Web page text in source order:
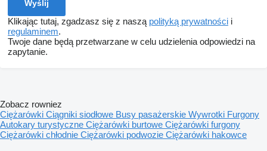
Klikając tutaj, zgadzasz się z naszą polityką prywatności i
regulaminem.
Twoje dane będą przetwarzane w celu udzielenia odpowiedzi na
zapytanie.
Zobacz rowniez
Ciężarówki Ciągniki siodłowe Busy pasażerskie Wywrotki Furgony
Autokary turystyczne Ciężarówki burtowe Ciężarówki furgony
Ciężarówki chłodnie Ciężarówki podwozie Ciężarówki hakowce